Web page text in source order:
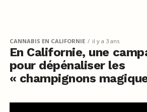
CANNABIS EN CALIFORNIE il y a 3 ans
En Californie, une
pour dépénaliser les
« champignons